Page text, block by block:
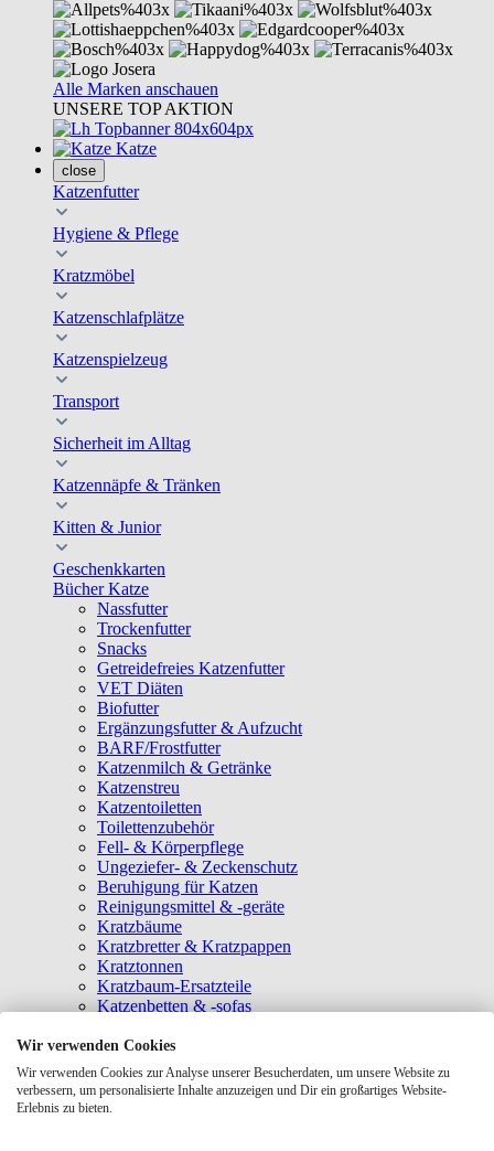
Alle Marken anschauen
UNSERE TOP AKTION
Katze
close
Katzenfutter
Hygiene & Pflege
Kratzmöbel
Katzenschlafplätze
Katzenspielzeug
Transport
Sicherheit im Alltag
Katzennäpfe & Tränken
Kitten & Junior
Geschenkkarten
Bücher Katze
Nassfutter
Trockenfutter
Snacks
Getreidefreies Katzenfutter
VET Diäten
Biofutter
Ergänzungsfutter & Aufzucht
BARF/Frostfutter
Katzenmilch & Getränke
Katzenstreu
Katzentoiletten
Toilettenzubehör
Fell- & Körperpflege
Ungeziefer- & Zeckenschutz
Beruhigung für Katzen
Reinigungsmittel & -geräte
Kratzbäume
Kratzbretter & Kratzpappen
Kratztonnen
Kratzbaum-Ersatzteile
Katzenbetten & -sofas
Katzenhäuser
Hängematten & Fensterliegeplätze
Katzendecken & -matten
Baldrian- & Catnipspielzeug
Wir verwenden Cookies
Wir verwenden Cookies zur Analyse unserer Besucherdaten, um unsere Website zu
verbessern, um personalisierte Inhalte anzuzeigen und Dir ein großartiges Website-
Erlebnis zu bieten.